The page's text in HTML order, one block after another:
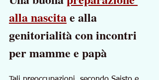
alla nascita e alla
genitorialità con incontri
per mamme e papà